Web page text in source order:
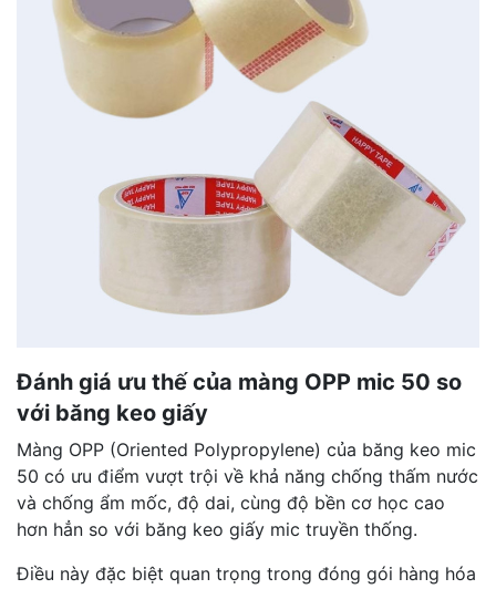
Đánh giá ưu thế của màng OPP mic 50 so
với băng keo giấy
Màng OPP (Oriented Polypropylene) của băng keo mic
50 có ưu điểm vượt trội về khả năng chống thấm nước
và chống ẩm mốc, độ dai, cùng độ bền cơ học cao
hơn hẳn so với băng keo giấy mic truyền thống.
Điều này đặc biệt quan trọng trong đóng gói hàng hóa